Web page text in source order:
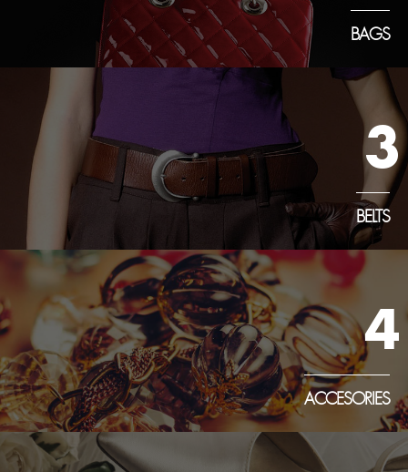
BAGS
3
BELTS
4
ACCESORIES